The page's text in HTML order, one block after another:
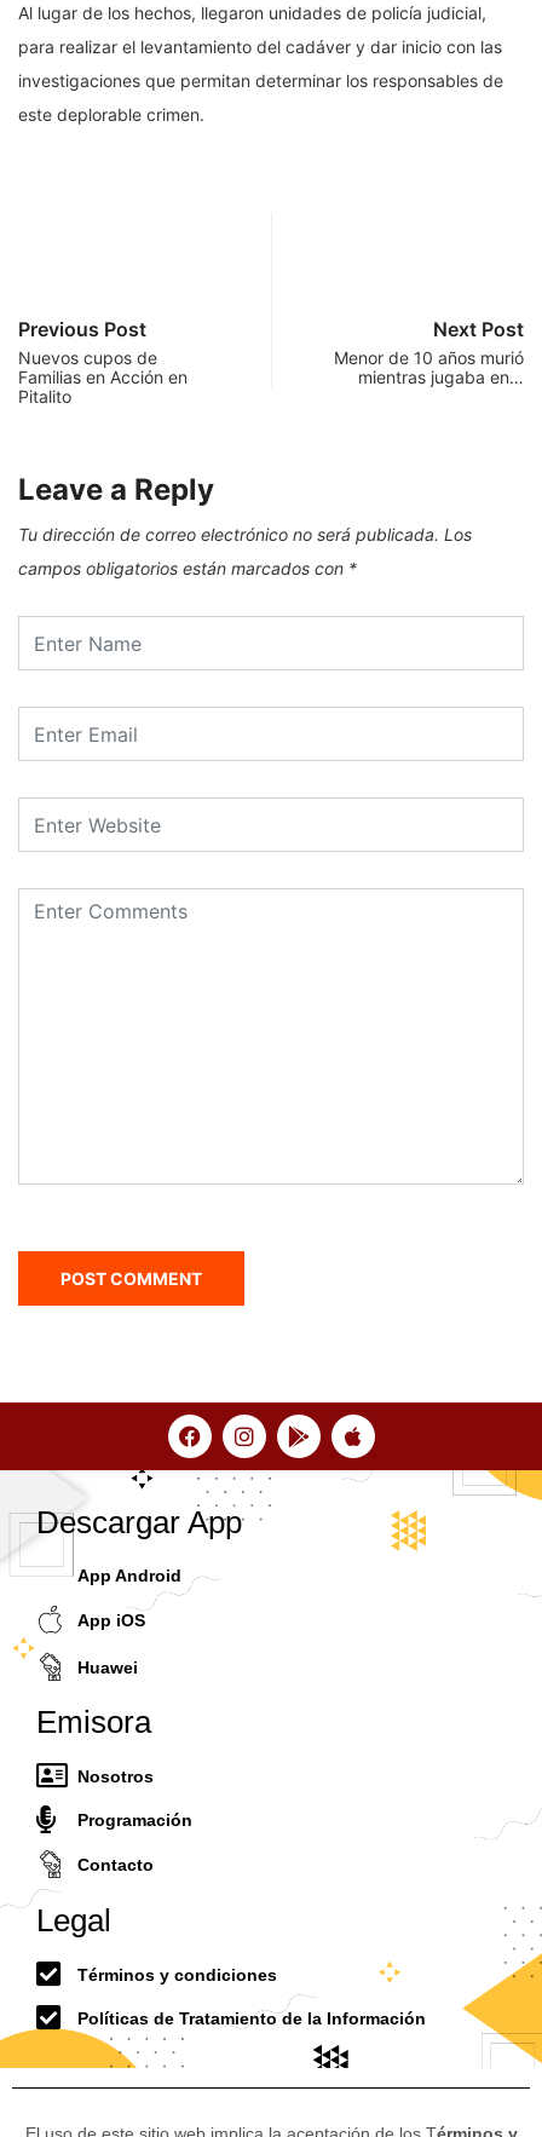
Al lugar de los hechos, llegaron unidades de policía judicial,
para realizar el levantamiento del cadáver y dar inicio con las
investigaciones que permitan determinar los responsables de
este deplorable crimen.
Previous Post
Nuevos cupos de
Familias en Acción en
Pitalito
Next Post
Menor de 10 años murió
mientras jugaba en…
Leave a Reply
Tu dirección de correo electrónico no será publicada. Los
campos obligatorios están marcados con *
Descargar App
App Android
App iOS
Huawei
Emisora
Nosotros
Programación
Contacto
Legal
Términos y condiciones
Políticas de Tratamiento de la Información